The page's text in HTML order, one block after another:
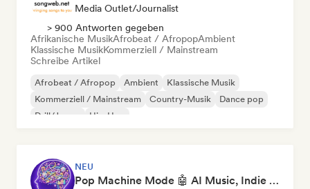
Media Outlet/Journalist
> 900 Antworten gegeben
Afrikanische MusikAfrobeat / AfropopAmbient
Klassische MusikKommerziell / Mainstream
Schreibe Artikel
Afrobeat / Afropop Ambient
Klassische Musik
Kommerziell / Mainstream
Country-Musik
Dance pop
Drill/Jersey
Hip-Hop
NEU
Pop Machine Mode 🤖 AI Music, Indie Pop & Dream Pop